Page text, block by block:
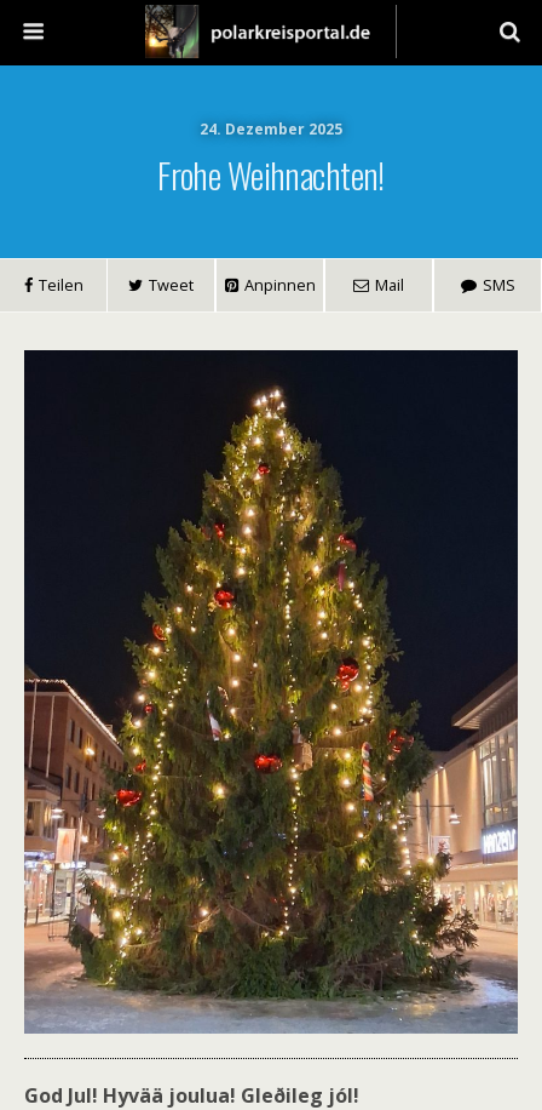
24. Dezember 2025
Frohe Weihnachten!
Teilen Tweet Anpinnen Mail SMS
God Jul! Hyvää joulua! Gleðileg jól!